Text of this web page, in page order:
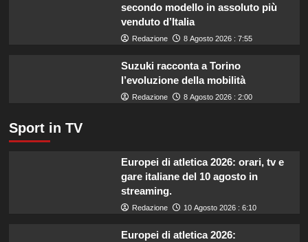
secondo modello in assoluto più
venduto d’Italia
Redazione 8 Agosto 2026 : 7:55
Suzuki racconta a Torino
l’evoluzione della mobilità
Redazione 8 Agosto 2026 : 2:00
Sport in TV
Europei di atletica 2026: orari, tv e
gare italiane del 10 agosto in
streaming.
Redazione 10 Agosto 2026 : 6:10
Europei di atletica 2026: